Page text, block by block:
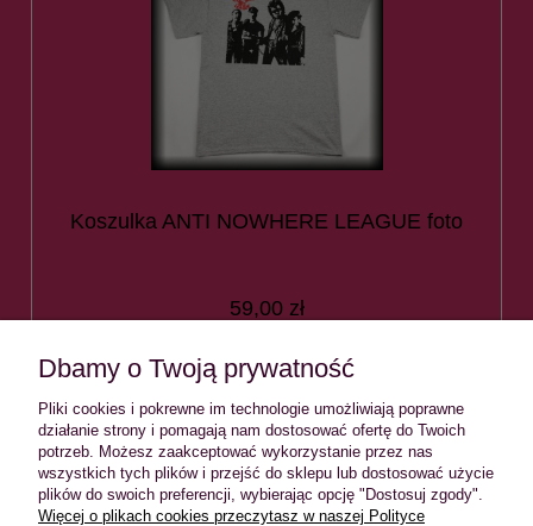
Koszulka ANTI NOWHERE LEAGUE foto
59,00 zł
do koszyka
« 1 ... 3 4 5 6 7 ... 44
INFORMACJE
Dbamy o Twoją prywatność
Pliki cookies i pokrewne im technologie umożliwiają poprawne
działanie strony i pomagają nam dostosować ofertę do Twoich
potrzeb. Możesz zaakceptować wykorzystanie przez nas
wszystkich tych plików i przejść do sklepu lub dostosować użycie
plików do swoich preferencji, wybierając opcję "Dostosuj zgody".
Więcej o plikach cookies przeczytasz w naszej Polityce